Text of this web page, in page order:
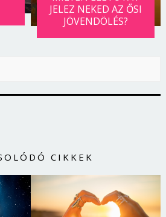
JELEZ NEKED AZ ŐSI
JÖVENDÖLÉS?
CIKKEK